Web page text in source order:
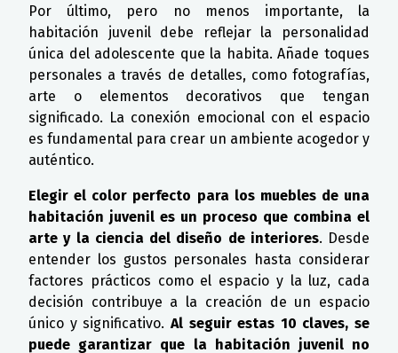
Por último, pero no menos importante, la
habitación juvenil debe reflejar la personalidad
única del adolescente que la habita. Añade toques
personales a través de detalles, como fotografías,
arte o elementos decorativos que tengan
significado. La conexión emocional con el espacio
es fundamental para crear un ambiente acogedor y
auténtico.
Elegir el color perfecto para los muebles de una
habitación juvenil es un proceso que combina el
arte y la ciencia del diseño de interiores. Desde
entender los gustos personales hasta considerar
factores prácticos como el espacio y la luz, cada
decisión contribuye a la creación de un espacio
único y significativo. Al seguir estas 10 claves, se
puede garantizar que la habitación juvenil no